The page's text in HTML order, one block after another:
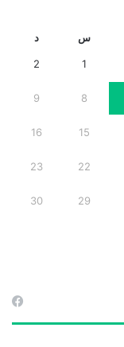
س د
1
2
8
9
15
16
22
23
29
30